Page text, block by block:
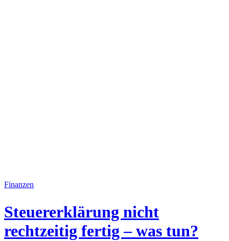
Finanzen
Steuererklärung nicht
rechtzeitig fertig – was tun?